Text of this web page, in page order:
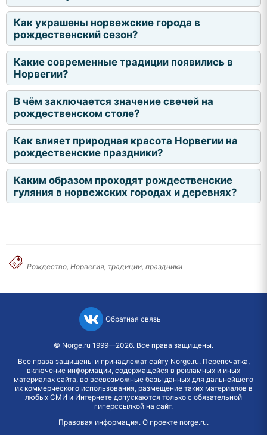
Как украшены норвежские города в
рождественский сезон?
Какие современные традиции появились в
Норвегии?
В чём заключается значение свечей на
рождественском столе?
Как влияет природная красота Норвегии на
рождественские праздники?
Каким образом проходят рождественские
гуляния в норвежских городах и деревнях?
Рождество, Норвегия, традиции, праздники
Обратная связь
© Norge.ru 1999—2026. Все права защищены.
Все права защищены и принадлежат сайту Norge.ru. Перепечатка,
включение информации, содержащейся в рекламных и иных
материалах сайта, во всевозможные базы данных для дальнейшего
их коммерческого использования, размещение таких материалов в
любых СМИ и Интернете допускаются только с обязательной
гиперссылкой на сайт.
Правовая информация. О проекте norge.ru.